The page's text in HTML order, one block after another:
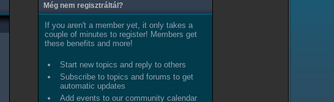
Még nem regisztráltál?
If you aren't a member yet, it only takes a
couple of minutes to register! Members get
these benefits and more!
Start new topics and reply to others
Subscribe to topics and forums to get
automatic updates
Add events to our community calendar